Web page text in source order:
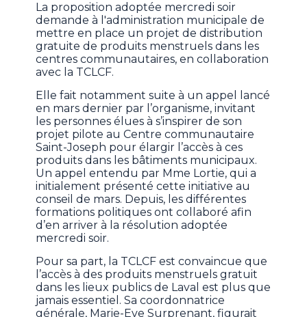
La proposition adoptée mercredi soir
demande à l'administration municipale de
mettre en place un projet de distribution
gratuite de produits menstruels dans les
centres communautaires, en collaboration
avec la TCLCF.
Elle fait notamment suite à un appel lancé
en mars dernier par l’organisme, invitant
les personnes élues à s’inspirer de son
projet pilote au Centre communautaire
Saint-Joseph pour élargir l’accès à ces
produits dans les bâtiments municipaux.
Un appel entendu par Mme Lortie, qui a
initialement présenté cette initiative au
conseil de mars. Depuis, les différentes
formations politiques ont collaboré afin
d’en arriver à la résolution adoptée
mercredi soir.
Pour sa part, la TCLCF est convaincue que
l’accès à des produits menstruels gratuit
dans les lieux publics de Laval est plus que
jamais essentiel. Sa coordonnatrice
générale, Marie-Eve Surprenant, figurait